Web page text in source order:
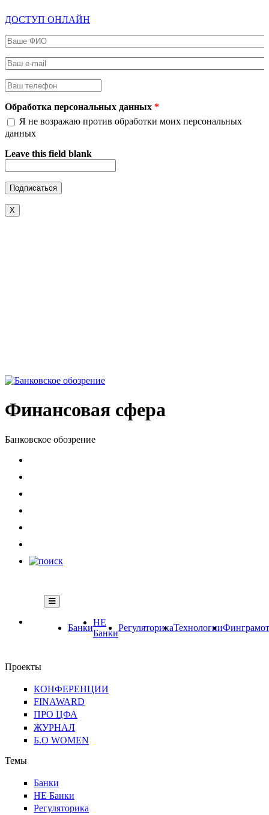
ДОСТУП ОНЛАЙН
Ваше ФИО
Ваш e-mail
Ваш телефон
Обработка персональных данных *
Я не возражаю против обработки моих персональных
данных
Leave this field blank
X
Финансовая сфера
Банковское обозрение
Банки
НЕ
Банки
РегуляторикаТехнологии
Проекты
КОНФЕРЕНЦИИ
FINAWARD
ПРО ЦФА
ЖУРНАЛ
Б.О WOMEN
Темы
Банки
НЕ Банки
Регуляторика